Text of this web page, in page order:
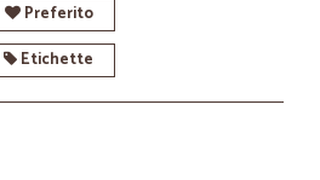
Preferito
Etichette